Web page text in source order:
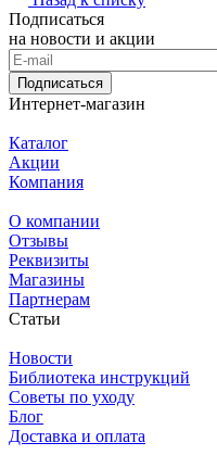
Подписаться
на новости и акции
Подписаться
Интернет-магазин
Каталог
Акции
Компания
О компании
Отзывы
Реквизиты
Магазины
Партнерам
Статьи
Новости
Библиотека инструкций
Советы по уходу
Блог
Доставка и оплата